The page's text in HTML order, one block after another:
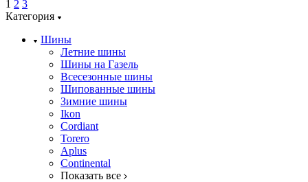
1 2 3
Категория
Шины
Летние шины
Шины на Газель
Всесезонные шины
Шипованные шины
Зимние шины
Ikon
Cordiant
Torero
Aplus
Continental
Показать все